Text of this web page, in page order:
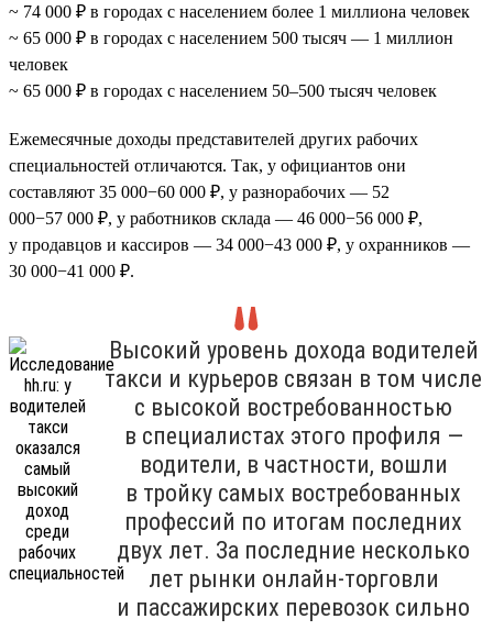
~ 74 000 ₽ в городах с населением более 1 миллиона человек
~ 65 000 ₽ в городах с населением 500 тысяч — 1 миллион
человек
~ 65 000 ₽ в городах с населением 50–500 тысяч человек
Ежемесячные доходы представителей других рабочих
специальностей отличаются. Так, у официантов они
составляют 35 000−60 000 ₽, у разнорабочих — 52
000−57 000 ₽, у работников склада — 46 000−56 000 ₽,
у продавцов и кассиров — 34 000−43 000 ₽, у охранников —
30 000−41 000 ₽.
Высокий уровень дохода водителей
такси и курьеров связан в том числе
с высокой востребованностью
в специалистах этого профиля —
водители, в частности, вошли
в тройку самых востребованных
профессий по итогам последних
двух лет. За последние несколько
лет рынки онлайн-торговли
и пассажирских перевозок сильно